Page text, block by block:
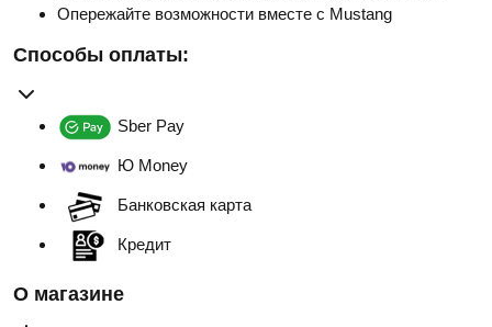
Опережайте возможности вместе с Mustang
Способы оплаты:
Sber Pay
Ю Money
Банковская карта
Кредит
О магазине